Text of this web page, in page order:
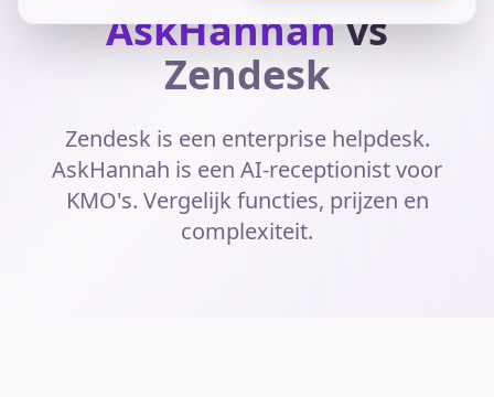
AskHannahvs
Zendesk
Zendesk is een enterprise helpdesk.
AskHannah is een AI-receptionist voor
KMO's. Vergelijk functies, prijzen en
complexiteit.